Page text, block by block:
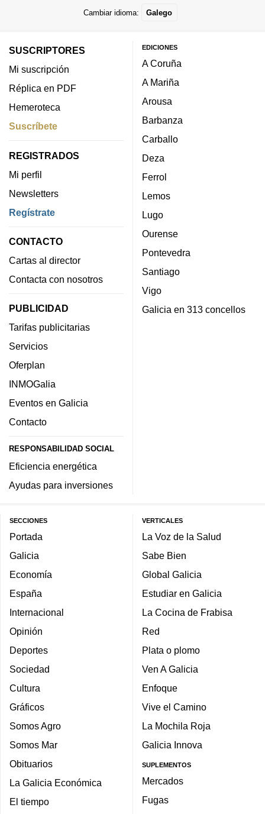
Cambiar idioma: Galego
SUSCRIPTORES
Mi suscripción
Réplica en PDF
Hemeroteca
Suscríbete
REGISTRADOS
Mi perfil
Newsletters
Regístrate
CONTACTO
Cartas al director
Contacta con nosotros
PUBLICIDAD
Tarifas publicitarias
Servicios
Oferplan
INMOGalia
Eventos en Galicia
Contacto
RESPONSABILIDAD SOCIAL
Eficiencia energética
Ayudas para inversiones
EDICIONES
A Coruña
A Mariña
Arousa
Barbanza
Carballo
Deza
Ferrol
Lemos
Lugo
Ourense
Pontevedra
Santiago
Vigo
Galicia en 313 concellos
SECCIONES
Portada
Galicia
Economía
España
Internacional
Opinión
Deportes
Sociedad
Cultura
Gráficos
Somos Agro
Somos Mar
Obituarios
La Galicia Económica
El tiempo
VERTICALES
La Voz de la Salud
Sabe Bien
Global Galicia
Estudiar en Galicia
La Cocina de Frabisa
Red
Plata o plomo
Ven A Galicia
Enfoque
Vive el Camino
La Mochila Roja
Galicia Innova
SUPLEMENTOS
Mercados
Fugas